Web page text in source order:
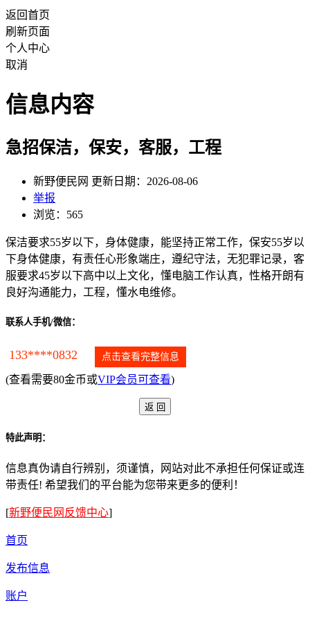
返回首页
刷新页面
个人中心
取消
信息内容
急招保洁，保安，客服，工程
新野便民网 更新日期：2026-08-06
举报
浏览：565
保洁要求55岁以下，身体健康，能坚持正常工作，保安55岁以
下身体健康，有责任心形象端庄，遵纪守法，无犯罪记录，客
服要求45岁以下高中以上文化，懂电脑工作认真，性格开朗有
良好沟通能力，工程，懂水电维修。
联系人手机/微信：
133****0832 点击查看完整信息
(查看需要80金币或VIP会员可查看)
特此声明：
信息真伪请自行辨别，须谨慎，网站对此不承担任何保证或连
带责任! 希望我们的平台能为您带来更多的便利！
[新野便民网反馈中心]
首页
发布信息
账户